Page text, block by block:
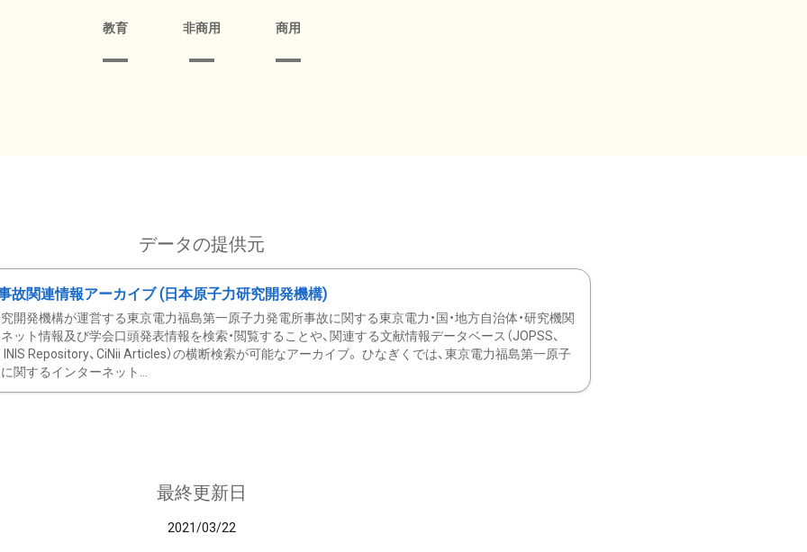
教育 非商用 商用
データの提供元
故関連情報アーカイブ (日本原子力研究開発機構)
開発機構が運営する東京電力福島第一原子力発電所事故に関する東京電力・国・地方自治体・研究機関
ット情報及び学会口頭発表情報を検索・閲覧することや、関連する文献情報データベース（JOPSS、
INIS Repository、CiNii Articles）の横断検索が可能なアーカイブ。 ひなぎくでは、東京電力福島第一原子
関するインターネット...
最終更新日
2021/03/22